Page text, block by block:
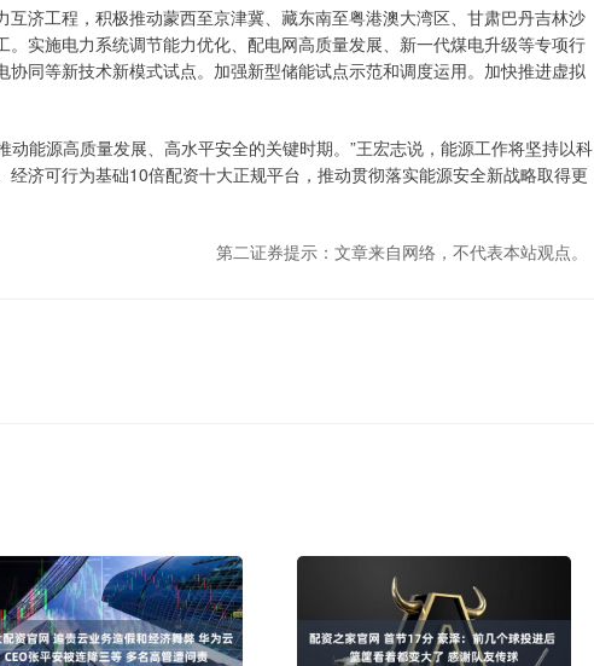
济工程，积极推动蒙西至京津冀、藏东南至粤港澳大湾区、甘肃巴丹吉林沙
实施电力系统调节能力优化、配电网高质量发展、新一代煤电升级等专项行
同等新技术新模式试点。加强新型储能试点示范和调度运用。加快推进虚拟
动能源高质量发展、高水平安全的关键时期。”王宏志说，能源工作将坚持以科
济可行为基础10倍配资十大正规平台，推动贯彻落实能源安全新战略取得更
第二证券提示：文章来自网络，不代表本站观点。